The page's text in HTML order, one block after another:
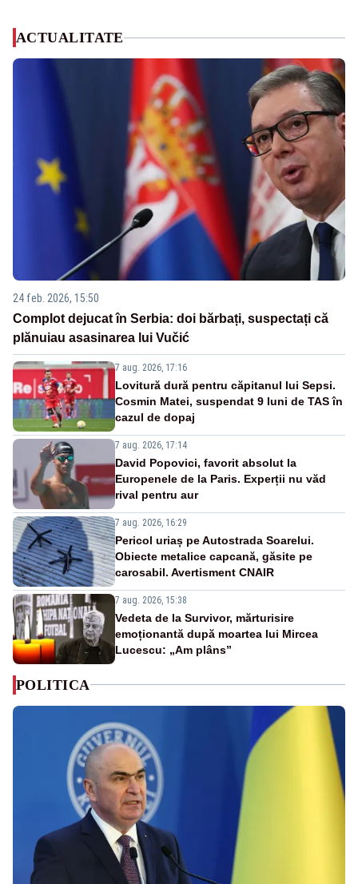
ACTUALITATE
24 feb. 2026, 15:50
Complot dejucat în Serbia: doi bărbați, suspectați că
plănuiau asasinarea lui Vučić
7 aug. 2026, 17:16
Lovitură dură pentru căpitanul lui Sepsi.
Cosmin Matei, suspendat 9 luni de TAS în
cazul de dopaj
7 aug. 2026, 17:14
David Popovici, favorit absolut la
Europenele de la Paris. Experții nu văd
rival pentru aur
7 aug. 2026, 16:29
Pericol uriaș pe Autostrada Soarelui.
Obiecte metalice capcană, găsite pe
carosabil. Avertisment CNAIR
7 aug. 2026, 15:38
Vedeta de la Survivor, mărturisire
emoționantă după moartea lui Mircea
Lucescu: „Am plâns”
POLITICA